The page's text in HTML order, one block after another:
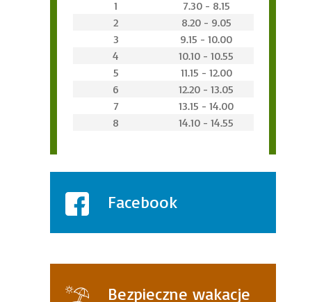
1
7.30 - 8.15
2
8.20 - 9.05
3
9.15 - 10.00
4
10.10 - 10.55
5
11.15 - 12.00
6
12.20 - 13.05
7
13.15 - 14.00
8
14.10 - 14.55
Facebook
Bezpieczne wakacje